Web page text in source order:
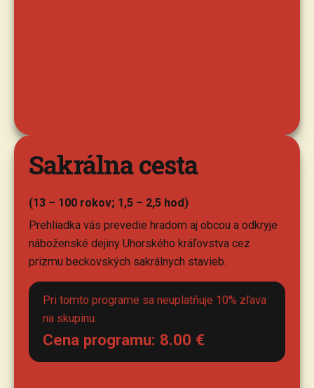
Sakrálna cesta
(13 – 100 rokov; 1,5 – 2,5 hod)
Prehliadka vás prevedie hradom aj obcou a odkryje
náboženské dejiny Uhorského kráľovstva cez
prizmu beckovských sakrálnych stavieb.
Pri tomto programe sa neuplatňuje 10% zľava
na skupinu.
Cena programu: 8.00 €